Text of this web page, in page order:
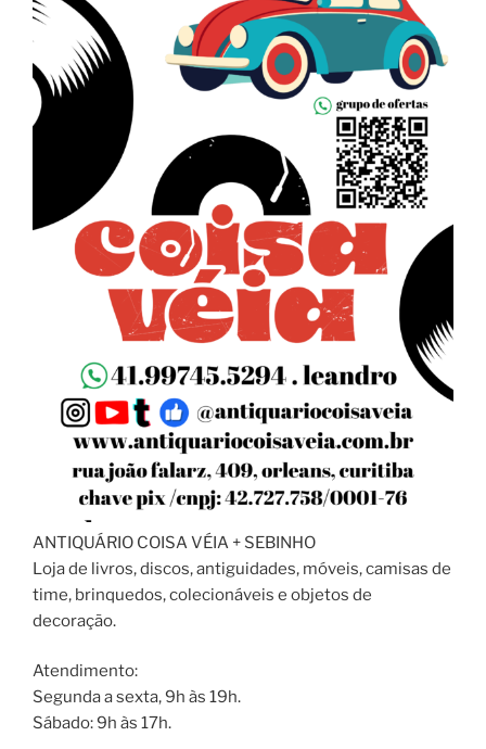
ANTIQUÁRIO COISA VÉIA + SEBINHO
Loja de livros, discos, antiguidades, móveis, camisas de
time, brinquedos, colecionáveis e objetos de
decoração.
Atendimento:
Segunda a sexta, 9h às 19h.
Sábado: 9h às 17h.